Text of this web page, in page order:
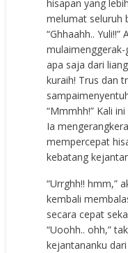
hisapan yang
melumat seluruh
“Ghhaahh..
apa saja dari
kuraih! Trus dan
“Mmmhh!” Kali
Ia
mempercepat
kebatang
“Urrghh!! hmm,”
kembali
secara cepat
“Uoohh.. ohh,”
kejantananku